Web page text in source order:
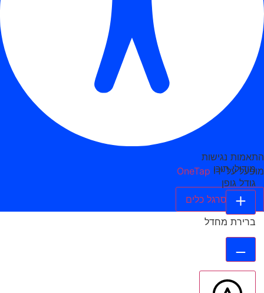
התאמות נגישות
מופעל על ידי OneTap
הסתר סרגל כלים
מודולי תוכן
גודל גופן
ברירת מחדל